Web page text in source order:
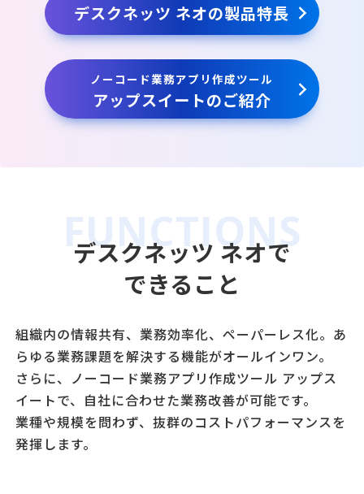
デスクネッツ ネオの製品特長
ノーコード業務アプリ作成ツール
アップスイートのご紹介
デスクネッツ ネオで
できること
組織内の情報共有、業務効率化、ペーパーレス化。あ
らゆる業務課題を解決する機能がオールインワン。
さらに、ノーコード業務アプリ作成ツール アップス
イートで、自社に合わせた業務改善が可能です。
業種や規模を問わず、抜群のコストパフォーマンスを
発揮します。